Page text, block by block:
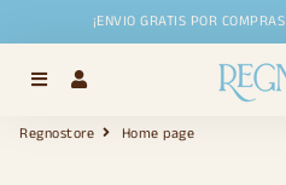
¡ENVIO GRATIS POR
Menú
Regnostore Home page